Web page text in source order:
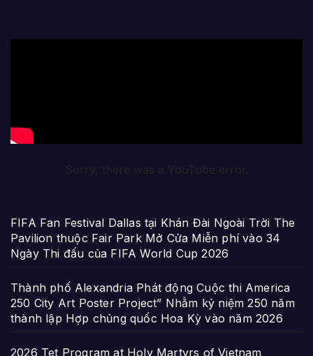
FIFA Fan Festival Dallas tại Khán Đài Ngoài Trời The
Pavilion thuộc Fair Park Mở Cửa Miễn phí vào 34
Ngày Thi đấu của FIFA World Cup 2026
Thành phố Alexandria Phát động Cuộc thi America
250 City Art Poster Project” Nhằm kỷ niệm 250 năm
thành lập Hợp chủng quốc Hoa Kỳ vào năm 2026
2026 Tet Program at Holy Martyrs of Vietnam